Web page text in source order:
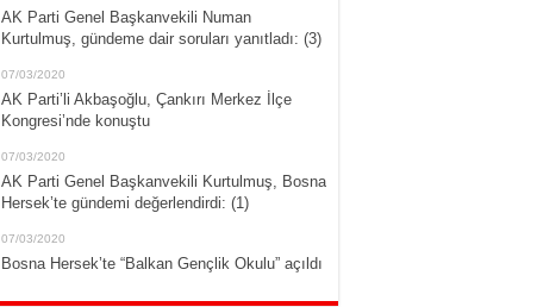
AK Parti Genel Başkanvekili Numan
Kurtulmuş, gündeme dair soruları yanıtladı: (3)
07/03/2020
AK Parti’li Akbaşoğlu, Çankırı Merkez İlçe
Kongresi’nde konuştu
07/03/2020
AK Parti Genel Başkanvekili Kurtulmuş, Bosna
Hersek’te gündemi değerlendirdi: (1)
07/03/2020
Bosna Hersek’te “Balkan Gençlik Okulu” açıldı